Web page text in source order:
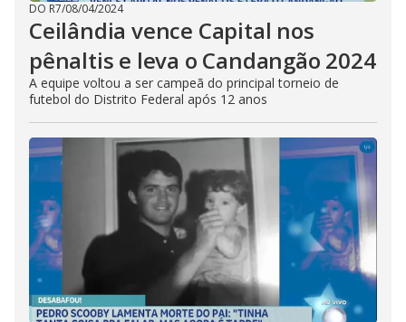
DO R7/08/04/2024
Ceilândia vence Capital nos
pênaltis e leva o Candangão 2024
A equipe voltou a ser campeã do principal torneio de
futebol do Distrito Federal após 12 anos